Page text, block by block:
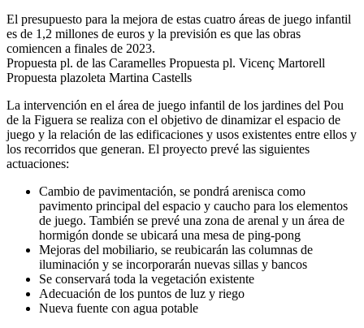
El presupuesto para la mejora de estas cuatro áreas de juego infantil
es de 1,2 millones de euros y la previsión es que las obras
comiencen a finales de 2023.
Propuesta pl. de las Caramelles Propuesta pl. Vicenç Martorell
Propuesta plazoleta Martina Castells
La intervención en el área de juego infantil de los jardines del Pou
de la Figuera se realiza con el objetivo de dinamizar el espacio de
juego y la relación de las edificaciones y usos existentes entre ellos y
los recorridos que generan. El proyecto prevé las siguientes
actuaciones:
Cambio de pavimentación, se pondrá arenisca como
pavimento principal del espacio y caucho para los elementos
de juego. También se prevé una zona de arenal y un área de
hormigón donde se ubicará una mesa de ping-pong
Mejoras del mobiliario, se reubicarán las columnas de
iluminación y se incorporarán nuevas sillas y bancos
Se conservará toda la vegetación existente
Adecuación de los puntos de luz y riego
Nueva fuente con agua potable